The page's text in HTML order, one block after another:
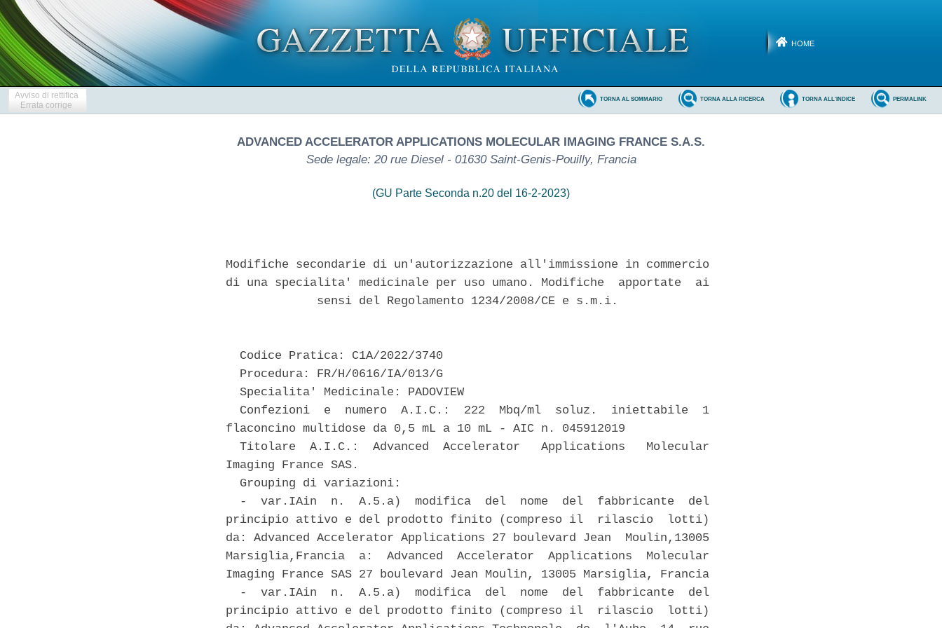
HOME
Avviso di rettifica
Errata corrige
PERMALINK
TORNA ALL'INDICE
TORNA ALLA RICERCA
TORNA AL SOMMARIO
ADVANCED ACCELERATOR APPLICATIONS MOLECULAR IMAGING FRANCE S.A.S.
Sede legale: 20 rue Diesel - 01630 Saint-Genis-Pouilly, Francia
(GU Parte Seconda n.20 del 16-2-2023)
Modifiche secondarie di un'autorizzazione all'immissione in commercio
di una specialita' medicinale per uso umano. Modifiche  apportate  ai
             sensi del Regolamento 1234/2008/CE e s.m.i.
  Codice Pratica: C1A/2022/3740
  Procedura: FR/H/0616/IA/013/G
  Specialita' Medicinale: PADOVIEW
  Confezioni  e  numero  A.I.C.:  222  Mbq/ml  soluz.  iniettabile  1
flaconcino multidose da 0,5 mL a 10 mL - AIC n. 045912019
  Titolare  A.I.C.:  Advanced  Accelerator   Applications   Molecular
Imaging France SAS.
  Grouping di variazioni:
  -  var.IAin  n.  A.5.a)  modifica  del  nome  del  fabbricante  del
principio attivo e del prodotto finito (compreso il  rilascio  lotti)
da: Advanced Accelerator Applications 27 boulevard Jean  Moulin,13005
Marsiglia,Francia  a:  Advanced  Accelerator  Applications  Molecular
Imaging France SAS 27 boulevard Jean Moulin, 13005 Marsiglia, Francia
  -  var.IAin  n.  A.5.a)  modifica  del  nome  del  fabbricante  del
principio attivo e del prodotto finito (compreso il  rilascio  lotti)